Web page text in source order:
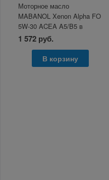
Моторное масло
MABANOL Xenon Alpha FO
5W-30 ACEA A5/B5 в
розлив 1л
1 572 руб.
В корзину